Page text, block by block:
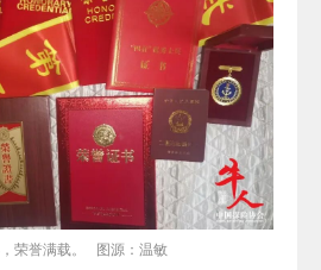
，荣誉满载。 图源：温敏